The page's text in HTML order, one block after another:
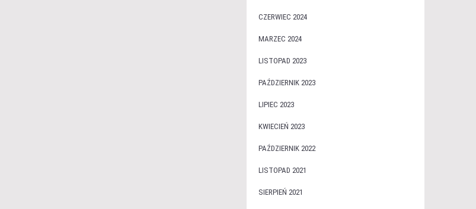
CZERWIEC 2024
MARZEC 2024
LISTOPAD 2023
PAŹDZIERNIK 2023
LIPIEC 2023
KWIECIEŃ 2023
PAŹDZIERNIK 2022
LISTOPAD 2021
SIERPIEŃ 2021